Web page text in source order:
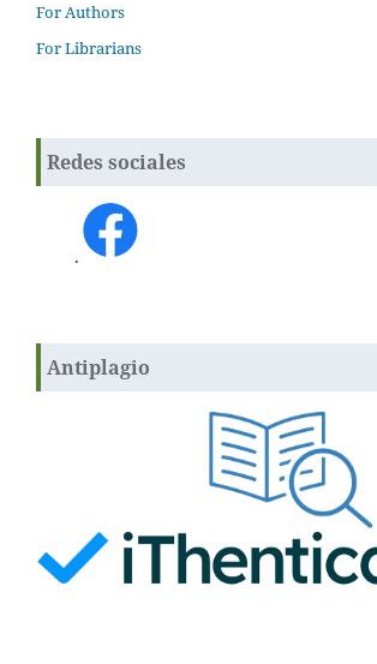
For Authors
For Librarians
Redes sociales
.
Antiplagio